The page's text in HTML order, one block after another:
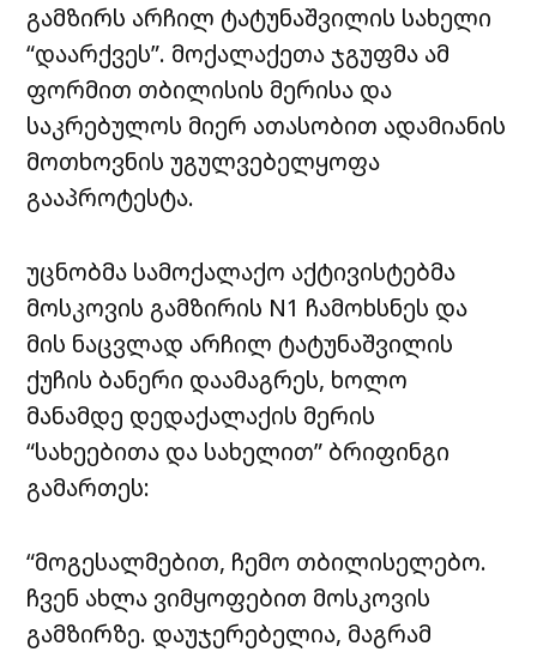
გამზირს არჩილ ტატუნაშვილის სახელი
“დაარქვეს”. მოქალაქეთა ჯგუფმა ამ
ფორმით თბილისის მერისა და
საკრებულოს მიერ ათასობით ადამიანის
მოთხოვნის უგულვებელყოფა
გააპროტესტა.
უცნობმა სამოქალაქო აქტივისტებმა
მოსკოვის გამზირის N1 ჩამოხსნეს და
მის ნაცვლად არჩილ ტატუნაშვილის
ქუჩის ბანერი დაამაგრეს, ხოლო
მანამდე დედაქალაქის მერის
“სახეებითა და სახელით” ბრიფინგი
გამართეს:
“მოგესალმებით, ჩემო თბილისელებო.
ჩვენ ახლა ვიმყოფებით მოსკოვის
გამზირზე. დაუჯერებელია, მაგრამ